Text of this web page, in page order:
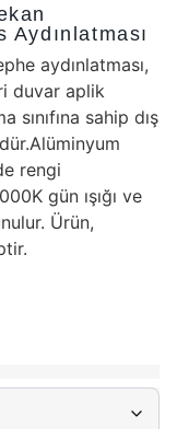
aydınlatması,
duvar aplik
sınıfına sahip dış
rengi
gün ışığı ve
Ürün,